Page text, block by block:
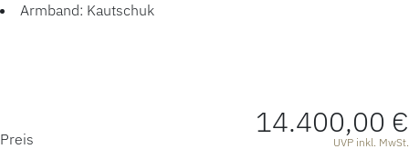
Armband: Kautschuk
PREISINFORMATIONEN
Preis 14.400,00 €
UVP inkl. MwSt.